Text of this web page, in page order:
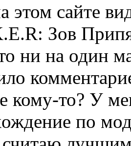
этом сайте
Зов
ни на один
кому-то? У
по